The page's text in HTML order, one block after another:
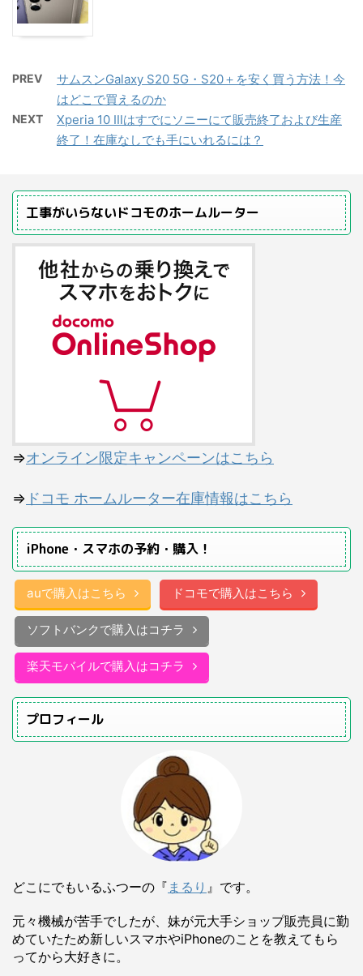
PREV
サムスンGalaxy S20 5G・S20＋を安く買う方法！今
はどこで買えるのか
NEXT
Xperia 10 Ⅲはすでにソニーにて販売終了および生産
終了！在庫なしでも手にいれるには？
工事がいらないドコモのホームルーター
⇒オンライン限定キャンペーンはこちら
⇒ ドコモ ホームルーター在庫情報はこちら
iPhone・スマホの予約・購入！
auで購入はこちら ドコモで購入はこちら
ソフトバンクで購入はコチラ
楽天モバイルで購入はコチラ
プロフィール
どこにでもいるふつーの『 まるり 』です。
元々機械が苦手でしたが、妹が元大手ショップ販売員に勤
めていたため新しいスマホやiPhoneのことを教えてもら
ってから大好きに。